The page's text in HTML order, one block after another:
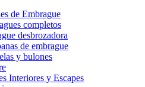
de Embrague
completos
desbrozadora
de embrague
y bulones
Interiores y Escapes